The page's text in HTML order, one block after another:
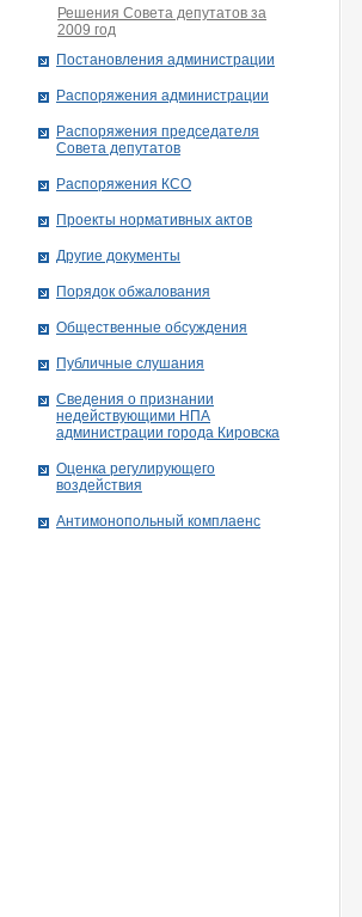
Решения Совета депутатов за
2009 год
Постановления администрации
Распоряжения администрации
Распоряжения председателя
Совета депутатов
Распоряжения КСО
Проекты нормативных актов
Другие документы
Порядок обжалования
Общественные обсуждения
Публичные слушания
Сведения о признании
недействующими НПА
администрации города Кировскa
Оценка регулирующего
воздействия
Антимонопольный комплаенс